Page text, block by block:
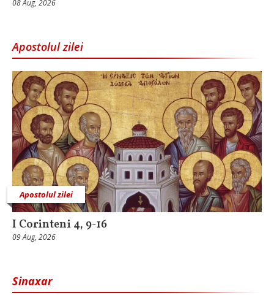
08 Aug, 2026
Apostolul zilei
Apostolul zilei
I Corinteni 4, 9-16
09 Aug, 2026
Sinaxar